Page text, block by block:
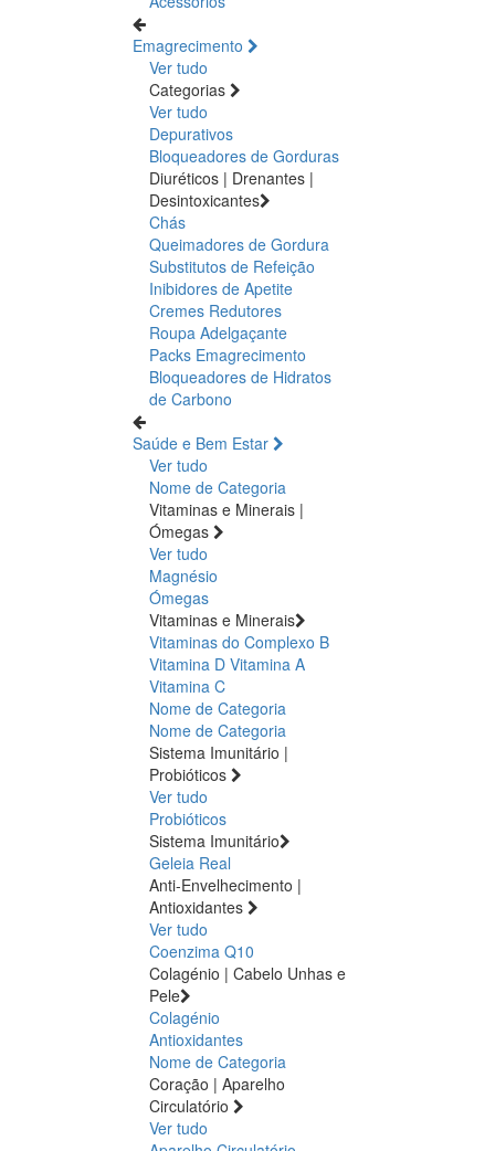
Emagrecimento
Ver tudo
Categorias
Ver tudo
Depurativos
Bloqueadores de Gorduras
Diuréticos | Drenantes |
Desintoxicantes
Chás
Queimadores de Gordura
Substitutos de Refeição
Inibidores de Apetite
Cremes Redutores
Roupa Adelgaçante
Packs Emagrecimento
Bloqueadores de Hidratos
de Carbono
Saúde e Bem Estar
Ver tudo
Nome de Categoria
Vitaminas e Minerais |
Ómegas
Ver tudo
Magnésio
Ómegas
Vitaminas e Minerais
Vitaminas do Complexo B
Vitamina D Vitamina A
Vitamina C
Nome de Categoria
Nome de Categoria
Sistema Imunitário |
Probióticos
Ver tudo
Probióticos
Sistema Imunitário
Geleia Real
Anti-Envelhecimento |
Antioxidantes
Ver tudo
Coenzima Q10
Colagénio | Cabelo Unhas e
Pele
Colagénio
Antioxidantes
Nome de Categoria
Coração | Aparelho
Circulatório
Ver tudo